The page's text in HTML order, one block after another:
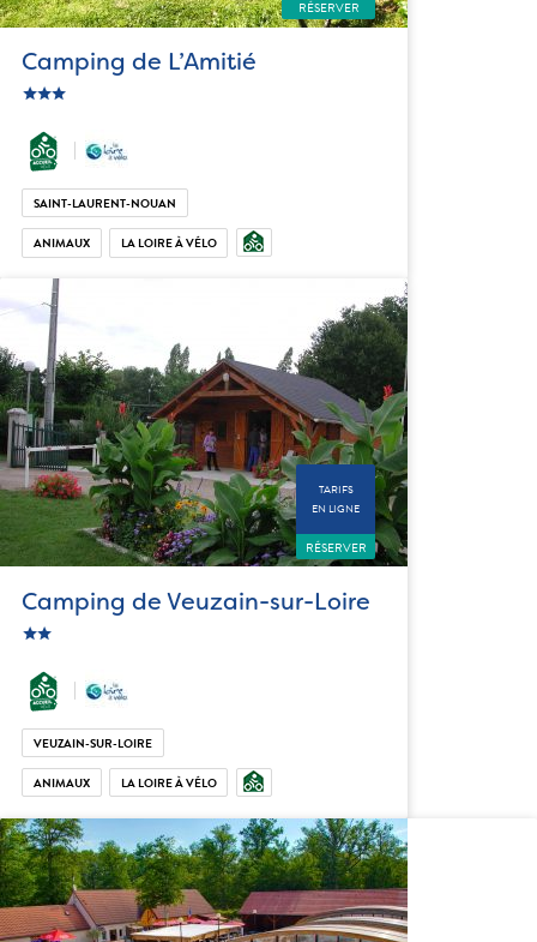
RÉSERVER
Camping de L’Amitié
ic_star
SAINT-LAURENT-NOUAN
ANIMAUX LA LOIRE À VÉLO
TARIFS
EN LIGNE
RÉSERVER
Camping de Veuzain-sur-Loire
VEUZAIN-SUR-LOIRE
ANIMAUX LA LOIRE À VÉLO